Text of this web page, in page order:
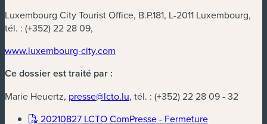
Luxembourg City Tourist Office, B.P.181, L-2011 Luxembourg,
tél. : (+352) 22 28 09,
www.luxembourg-city.com
Ce dossier est traité par :
Marie Heuertz, presse@lcto.lu, tél. : (+352) 22 28 09 - 32
20210827 LCTO ComPresse - Fermeture